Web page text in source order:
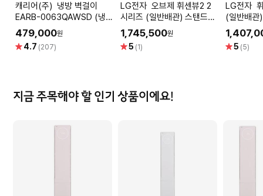
캐리어(주) 냉방 벽걸이
EARB-0063QAWSD (냉
방18.7㎡) [전국기본설치비
포함]
479,000원
별 4.7 (207)
LG전자 오브제 휘센뷰2 2
시리즈 (일반배관) 스탠드에
어컨 FQ18FU2BB1 (냉방
58.5㎡) 실외기포함 [전국
기본설치 포함]
1,745,500원
별5 (1)
LG전자 휘센뷰2 1시리즈
(일반배관
㎡) 실외
치비 포함]
별5 (5)
지금 주목해야 할 인기 상품이에요!